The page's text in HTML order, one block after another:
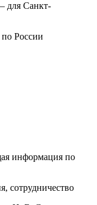
для Санкт-
России
информация по
сотрудничество